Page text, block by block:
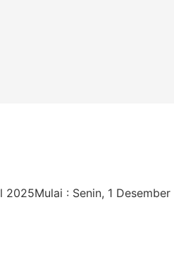
2025Mulai : Senin, 1 Desember